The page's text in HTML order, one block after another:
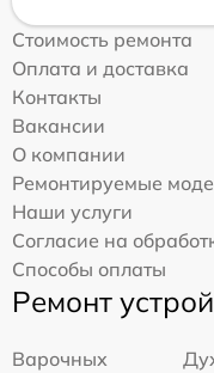
Стоимость ремонта
Оплата и доставка
Контакты
Вакансии
О компании
Ремонтируемые
Наши услуги
Согласие на
Способы оплаты
Ремонт
Варочных